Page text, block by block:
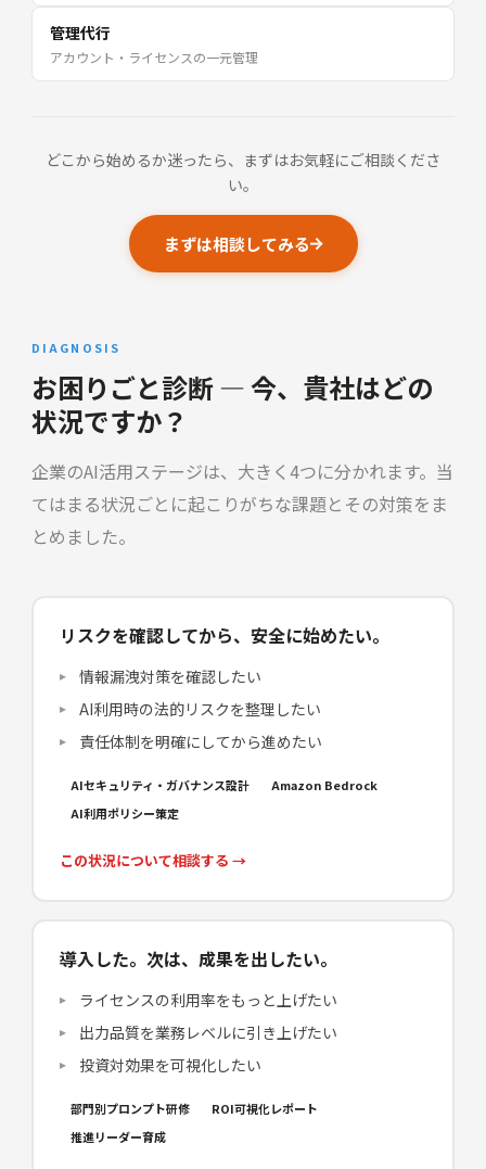
管理代行
アカウント・ライセンスの一元管理
どこから始めるか迷ったら、まずはお気軽にご相談くださ
い。
まずは相談してみる
DIAGNOSIS
お困りごと診断 — 今、貴社はどの
状況ですか？
企業のAI活用ステージは、大きく4つに分かれます。当
てはまる状況ごとに起こりがちな課題とその対策をま
とめました。
リスクを確認してから、安全に始めたい。
情報漏洩対策を確認したい
AI利用時の法的リスクを整理したい
責任体制を明確にしてから進めたい
AIセキュリティ・ガバナンス設計
Amazon Bedrock
AI利用ポリシー策定
この状況について相談する →
導入した。次は、成果を出したい。
ライセンスの利用率をもっと上げたい
出力品質を業務レベルに引き上げたい
投資対効果を可視化したい
部門別プロンプト研修
ROI可視化レポート
推進リーダー育成